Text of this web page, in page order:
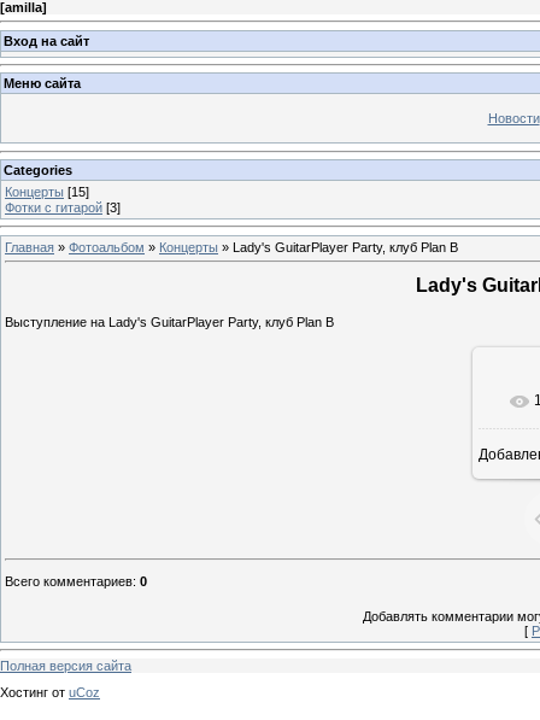
[amilla]
Вход на сайт
Меню сайта
Новости
Categories
Концерты [15]
Фотки с гитарой [3]
Главная » Фотоальбом » Концерты » Lady's GuitarPlayer Party, клуб Plan B
Lady's
Выступление на Lady's GuitarPlayer Party, клуб Plan B
Всего комментариев: 0
Добавлять комментарии
[
Полная версия сайта
Хостинг от uCoz